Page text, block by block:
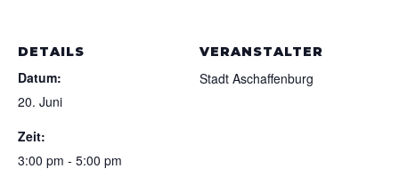
DETAILS
Datum:
20. Juni
Zeit:
3:00 pm - 5:00 pm
VERANSTALTER
Stadt Aschaffenburg